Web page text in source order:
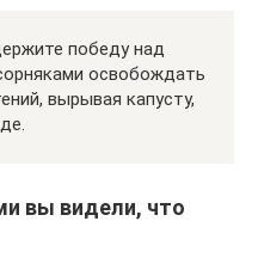
победу над
освобождать
вырывая капусту,
вы видели, что